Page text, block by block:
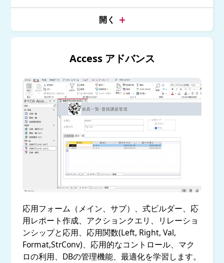
Access アドバンス
応用フォーム（メイン、サブ）、式ビルダー、​応
用レポート作成、アクションクエリ、リレーショ
ンシップと応用、応用関数(Left, Right, Val,
Format,​StrConv)、応用的なコントロール、マク
ロの利用、DBの管理機能、最適化を学習します。